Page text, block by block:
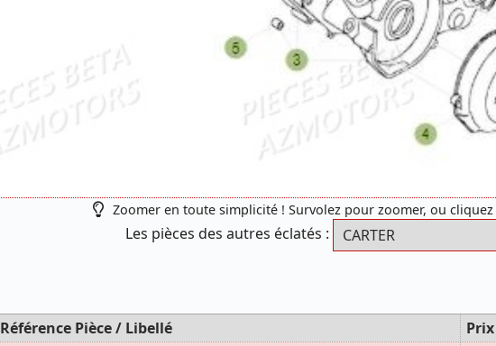
Zoomer en toute simplicité ! Survolez pour zoomer, ou
Les pièces des autres éclatés :
Référence Pièce / Libellé Prix